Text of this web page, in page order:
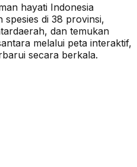
hayati Indonesia
spesies di 38 provinsi,
dan temukan
melalui peta interaktif,
secara berkala.